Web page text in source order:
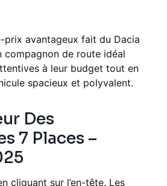
avantageux fait du Dacia
compagnon de route idéal
à leur budget tout en
spacieux et polyvalent.
Des
7 Places –
cliquant sur l’en-tête. Les